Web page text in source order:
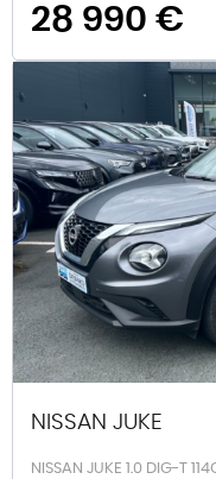
28 990 €
NISSAN JUKE
NISSAN JUKE 1.0 DIG-T